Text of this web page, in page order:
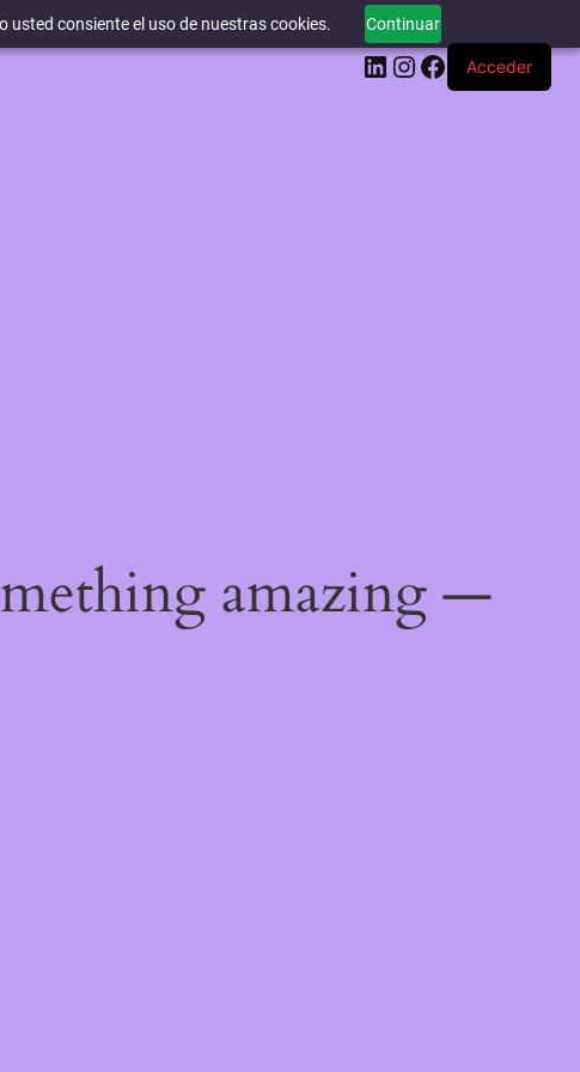
usted consiente el uso de nuestras cookies. Continuar
LinkedIn
Instagram
Facebook
Acceder
amazing —